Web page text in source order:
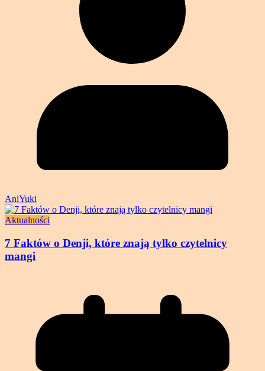
AniYuki
Aktualności
7 Faktów o Denji, które znają tylko czytelnicy
mangi